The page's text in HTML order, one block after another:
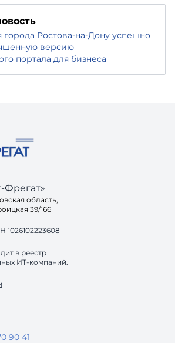
Ростова-на-Дону успешно
версию
портала для бизнеса
область,
39/166
1026102223608
в реестр
ИТ-компаний.
90 41